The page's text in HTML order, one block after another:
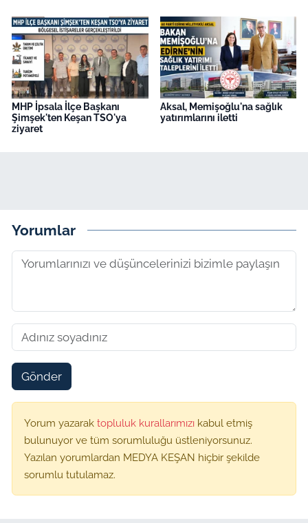
MHP İpsala İlçe Başkanı
Şimşek'ten Keşan TSO'ya
ziyaret
Aksal, Memişoğlu'na sağlık
yatırımlarını iletti
Yorumlar
Gönder
Yorum yazarak topluluk kurallarımızı kabul etmiş
bulunuyor ve tüm sorumluluğu üstleniyorsunuz.
Yazılan yorumlardan MEDYA KEŞAN hiçbir şekilde
sorumlu tutulamaz.